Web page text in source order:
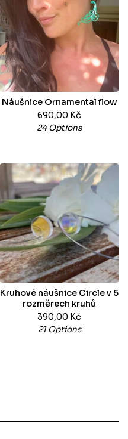
Náušnice Ornamental flow
690,00 Kč
24 Options
Kruhové náušnice Circle v 5
rozměrech kruhů
390,00 Kč
21 Options